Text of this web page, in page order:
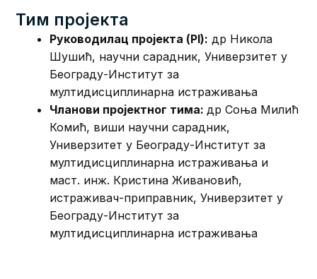
Тим пројекта
Руководилац пројекта (PI): др Никола
Шушић, научни сарадник, Универзитет у
Београду-Институт за
мултидисциплинарна истраживања
Чланови пројектног тима:др Соња Милић
Комић, виши научни сарадник,
Универзитет у Београду-Институт за
мултидисциплинарна истраживања и
маст. инж. Кристина Живановић,
истраживач-приправник, Универзитет у
Београду-Институт за
мултидисциплинарна истраживања